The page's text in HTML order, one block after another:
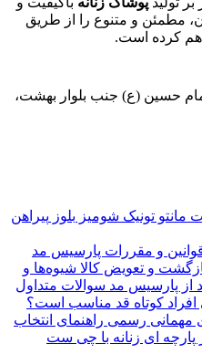
مطمئن و متنوع را از طریق
کرده است.
حسین (ع) جنب بلوار بهشت،
مانتو تونیک شومیز بلوز پیراهن
و مقررات پارسیس مد
و تعویض کالا شیوه‌ها و
از پارسیس مد سوالات متداول
افراد کوتاه قد مناسب است؟
مهمانی رسمی راهنمای انتخاب
پارچه ای زنانه با چی ست